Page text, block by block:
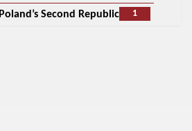
1
Poland’s Second Republic